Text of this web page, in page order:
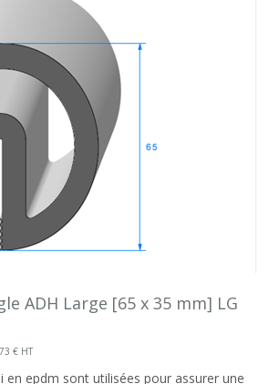
ADH Large [65 x 35 mm] LG
€ HT
en epdm sont utilisées pour assurer une